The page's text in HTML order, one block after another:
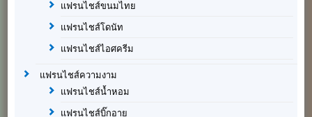
แฟรนไชส์ขนมไทย
แฟรนไชส์โดนัท
แฟรนไชส์ไอศครีม
แฟรนไชส์ความงาม
แฟรนไชส์น้ำหอม
แฟรนไชส์บิ๊กอาย